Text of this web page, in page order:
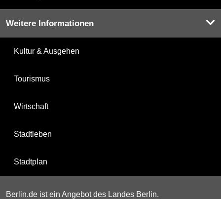
Weitere Informationen
Kultur & Ausgehen
Tourismus
Wirtschaft
Stadtleben
Stadtplan
Berlin.de ist ein Angebot des Landes Berlin.